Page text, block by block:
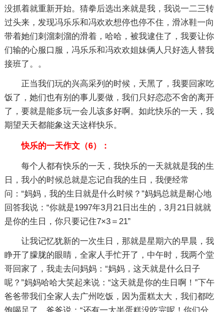
没抓着就重新开始。猜拳后选出来就是我，我说一二三转
过头来，发现冯乐乐和冯欢欢想停也停不住，滑冰鞋一向
带着她们刺溜刺溜的滑着，哈哈，被我逮住了，我要让你
们输的心服口服，冯乐乐和冯欢欢姐妹俩人只好选人替我
接班了。。
正当我们玩的兴高采列的时候，天黑了，我要回家吃
饭了，她们也有别的事儿要做，我们只好恋恋不舍的离开
了，要就是能多玩一会儿该多好啊。如此快乐的一天，我
期望天天都能象这天这样快乐。
快乐的一天作文（6）：
每个人都有快乐的一天，我快乐的一天就就是我的生
日，我小的时候总就是忘记自我的生日，我便经常
问：“妈妈，我的生日就是什么时候？”妈妈总就是耐心地
回答我说：“你就是1997年3月21日出生的，3月21日就就
是你的生日，你只要记住7×3＝21”
让我记忆犹新的一次生日，那就是星期六的早晨，我
睁开了朦胧的眼睛，全家人手忙开了，中午时，我两个堂
哥回家了，我走去问妈妈：“妈妈，这天就是什么日子
呢？”妈妈哈哈大笑起来说：“这天就是你的生日啊！”下午
爸爸带我们全家人去广州吃饭，因为蛋糕太大，我们都吃